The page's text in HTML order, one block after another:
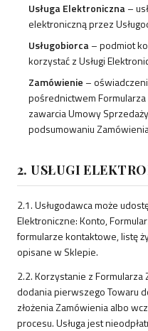
Usługa Elektroniczna–
elektroniczną przez
Usługobiorca– podmiot
korzystać z Usługi
Zamówienie –
pośrednictwem
zawarcia Umowy
podsumowaniu
2. USŁUGI
2.1. Usługodawca może
Elektroniczne: Konto,
formularze kontaktowe, listę
opisane w Sklepie.
2.2. Korzystanie z
dodania pierwszego Towaru
złożenia Zamówienia albo
procesu. Usługa jest